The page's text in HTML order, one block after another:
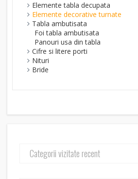
Elemente tabla decupata
Elemente decorative turnate
Tabla ambutisata
Foi tabla ambutisata
Panouri usa din tabla
Cifre si litere porti
Nituri
Bride
Categorii vizitate recent